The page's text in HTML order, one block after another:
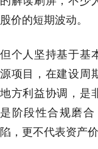
股价的短期波动。
但个人坚持基于基
源项目，在建设周
地方利益协调，是
是阶段性合规磨
陷，更不代表资产价